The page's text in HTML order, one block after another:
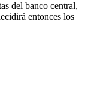
del banco central,
entonces los